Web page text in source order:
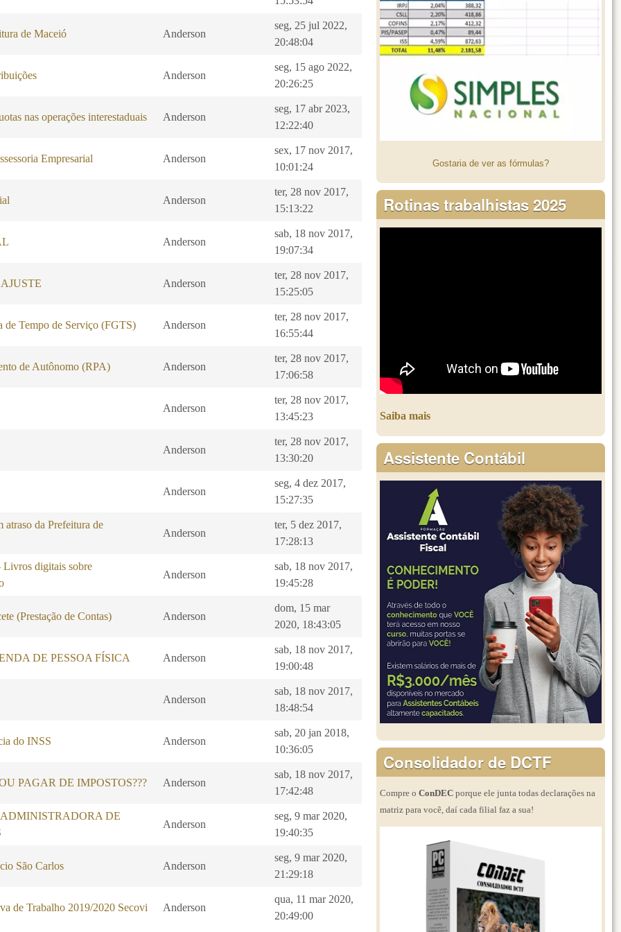
de Maceió Anderson
seg, 25 jul 2022,
20:48:04
Anderson
seg, 15 ago 2022,
20:26:25
nas operações interestaduais Anderson
seg, 17 abr 2023,
12:22:40
Empresarial Anderson
sex, 17 nov 2017,
10:01:24
Anderson
ter, 28 nov 2017,
15:13:22
Anderson
sab, 18 nov 2017,
19:07:34
Anderson
ter, 28 nov 2017,
15:25:05
de Tempo de Serviço (FGTS) Anderson
ter, 28 nov 2017,
16:55:44
de Autônomo (RPA) Anderson
ter, 28 nov 2017,
17:06:58
Anderson
ter, 28 nov 2017,
13:45:23
Anderson
ter, 28 nov 2017,
13:30:20
Anderson
seg, 4 dez 2017,
15:27:35
atraso da Prefeitura de
Anderson
ter, 5 dez 2017,
17:28:13
digitais sobre
Anderson
sab, 18 nov 2017,
19:45:28
(Prestação de Contas) Anderson
dom, 15 mar
2020, 18:43:05
DE PESSOA FÍSICA Anderson
sab, 18 nov 2017,
19:00:48
Anderson
sab, 18 nov 2017,
18:48:54
do INSS Anderson
sab, 20 jan 2018,
10:36:05
PAGAR DE IMPOSTOS??? Anderson
sab, 18 nov 2017,
17:42:48
DE
Anderson
seg, 9 mar 2020,
19:40:35
São Carlos Anderson
seg, 9 mar 2020,
21:29:18
de Trabalho 2019/2020 Secovi Anderson
qua, 11 mar 2020,
20:49:00
Gostaria de ver as fórmulas?
Rotinas trabalhistas 2025
Saiba mais
Assistente Contábil
Consolidador de DCTF
Compre o ConDEC porque ele junta todas declarações na
matriz para você, daí cada filial faz a sua!